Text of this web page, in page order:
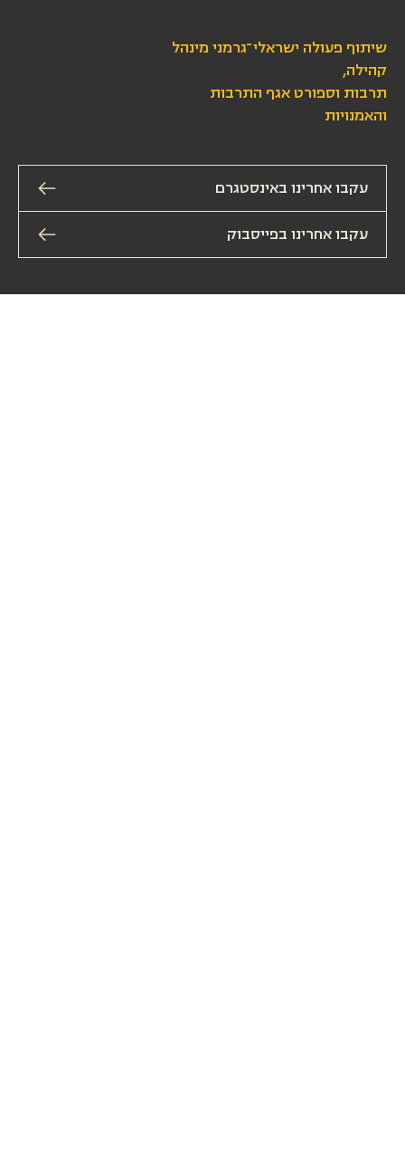
עקבו אחרינו באינסטגרם
שיתוף פעולה ישראלי־גרמני מינהל
קהילה,
תרבות וספורט אגף התרבות
והאמנויות
עקבו אחרינו בפייסבוק